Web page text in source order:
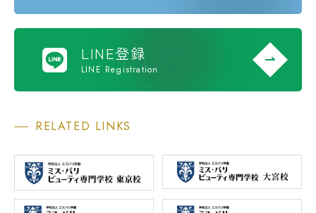
LINE登録
LINE Registration
RELATED LINKS